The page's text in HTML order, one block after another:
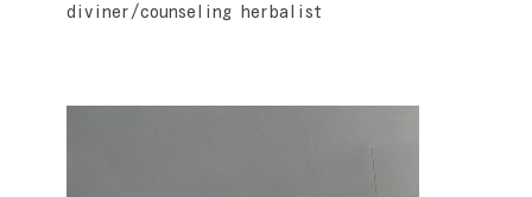
diviner/counseling herbalist